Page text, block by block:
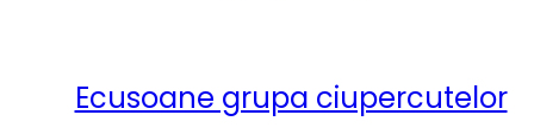
Ecusoane grupa ciupercutelor